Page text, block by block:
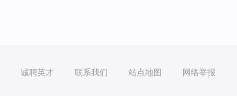
诚聘英才 联系我们 站点地图 网络举报